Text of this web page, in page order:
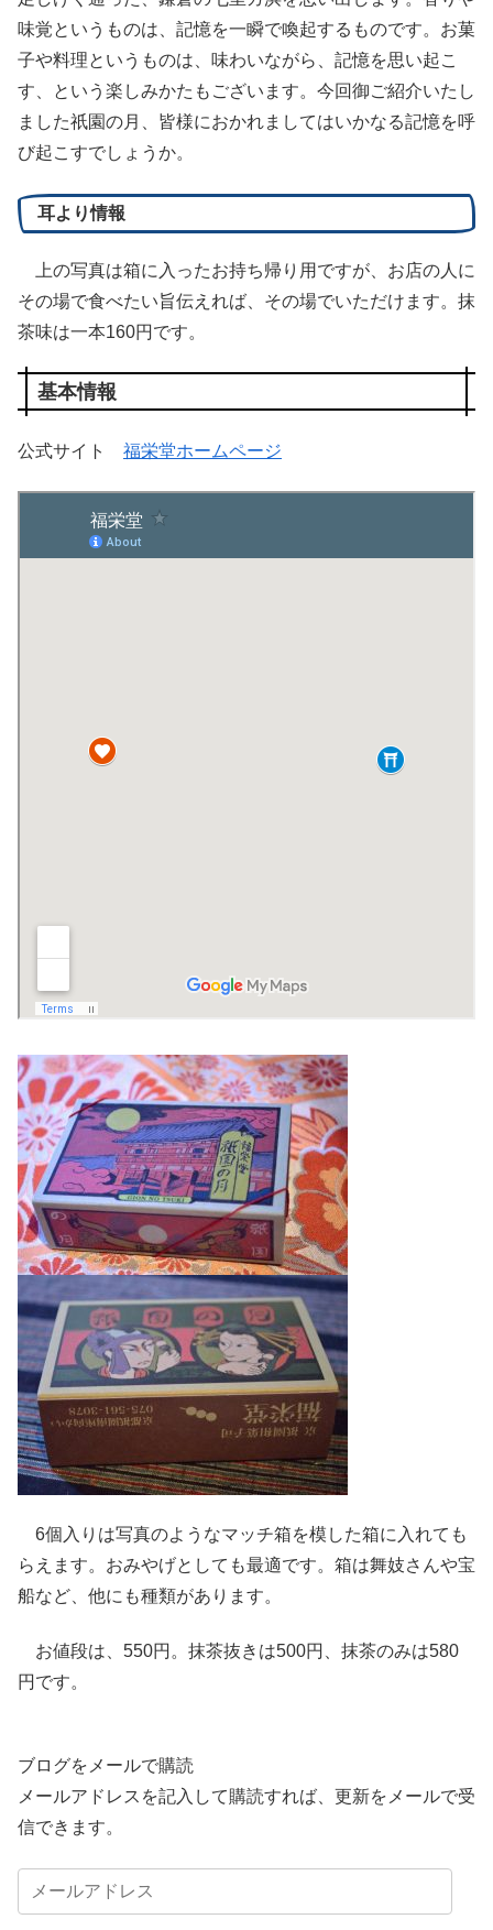
味覚というものは、記憶を一瞬で喚起するものです。お菓
子や料理というものは、味わいながら、記憶を思い起こ
す、という楽しみかたもございます。今回御ご紹介いたし
ました祇園の月、皆様におかれましてはいかなる記憶を呼
び起こすでしょうか。
耳より情報
上の写真は箱に入ったお持ち帰り用ですが、お店の人に
その場で食べたい旨伝えれば、その場でいただけます。抹
茶味は一本160円です。
基本情報
公式サイト 福栄堂ホームページ
6個入りは写真のようなマッチ箱を模した箱に入れても
らえます。おみやげとしても最適です。箱は舞妓さんや宝
船など、他にも種類があります。
お値段は、550円。抹茶抜きは500円、抹茶のみは580
円です。
ブログをメールで購読
メールアドレスを記入して購読すれば、更新をメールで受
信できます。